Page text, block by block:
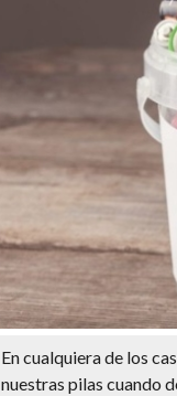
En cualquiera de los
nuestras pilas cuando